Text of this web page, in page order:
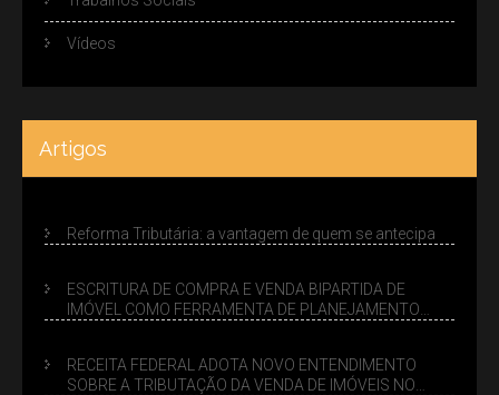
Vídeos
Artigos
Reforma Tributária: a vantagem de quem se antecipa
ESCRITURA DE COMPRA E VENDA BIPARTIDA DE
IMÓVEL COMO FERRAMENTA DE PLANEJAMENTO
RECEITA FEDERAL ADOTA NOVO ENTENDIMENTO
SOBRE A TRIBUTAÇÃO DA VENDA DE IMÓVEIS NO